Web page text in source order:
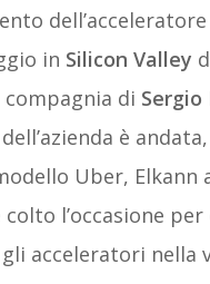
in Silicon Valley
di Sergio
è
Uber, Elkann
l’occasione
acceleratori nella